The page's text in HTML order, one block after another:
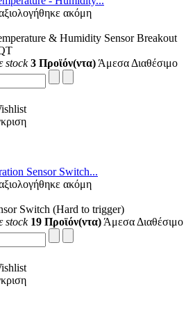
ακόμη
& Humidity Sensor Breakout
stock 3 Προϊόν(ντα) Άμεσα Διαθέσιμο
Sensor Switch...
ακόμη
Switch (Hard to trigger)
stock 19 Προϊόν(ντα) Άμεσα Διαθέσιμο